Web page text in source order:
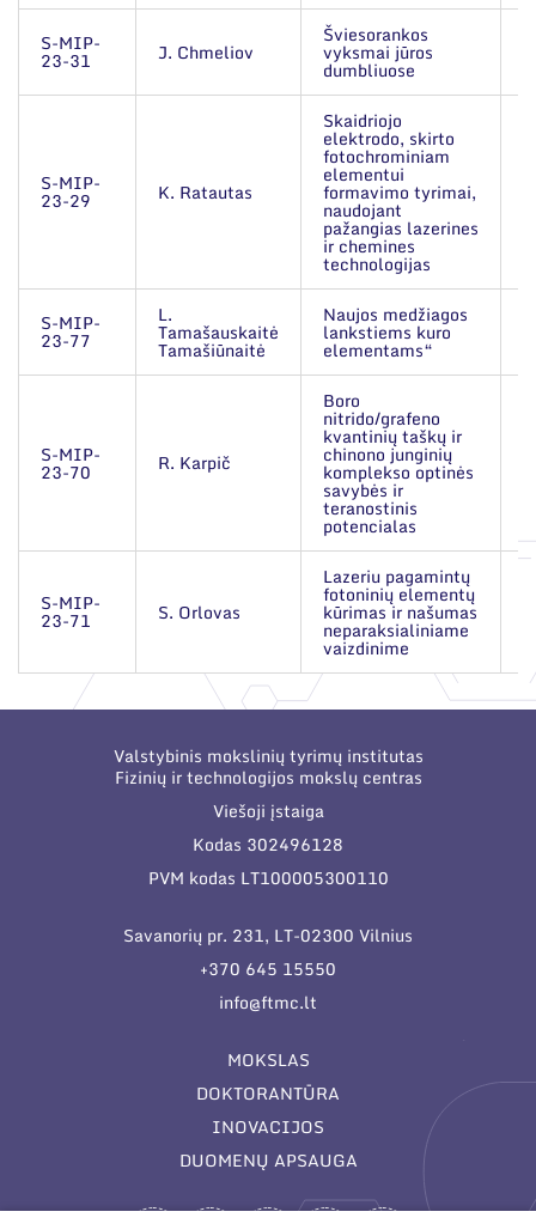
S-MIP-
23-31 J. Chmeliov
Šviesorankos
vyksmai jūros
dumbliuose
S-MIP-
23-29 K. Ratautas
Skaidriojo
elektrodo, skirto
fotochrominiam
elementui
formavimo tyrimai,
naudojant
pažangias lazerines
ir chemines
technologijas
S-MIP-
23-77
L.
Tamašauskaitė
Tamašiūnaitė
Naujos medžiagos
lankstiems kuro
elementams“
S-MIP-
23-70 R. Karpič
Boro
nitrido/grafeno
kvantinių taškų ir
chinono junginių
komplekso optinės
savybės ir
teranostinis
potencialas
S-MIP-
23-71 S. Orlovas
Lazeriu pagamintų
fotoninių elementų
kūrimas ir našumas
neparaksialiniame
vaizdinime
Valstybinis mokslinių tyrimų institutas
Fizinių ir technologijos mokslų centras
Viešoji įstaiga
Kodas 302496128
PVM kodas LT100005300110
Savanorių pr. 231, LT-02300 Vilnius
+370 645 15550
info@ftmc.lt
MOKSLAS
DOKTORANTŪRA
INOVACIJOS
DUOMENŲ APSAUGA